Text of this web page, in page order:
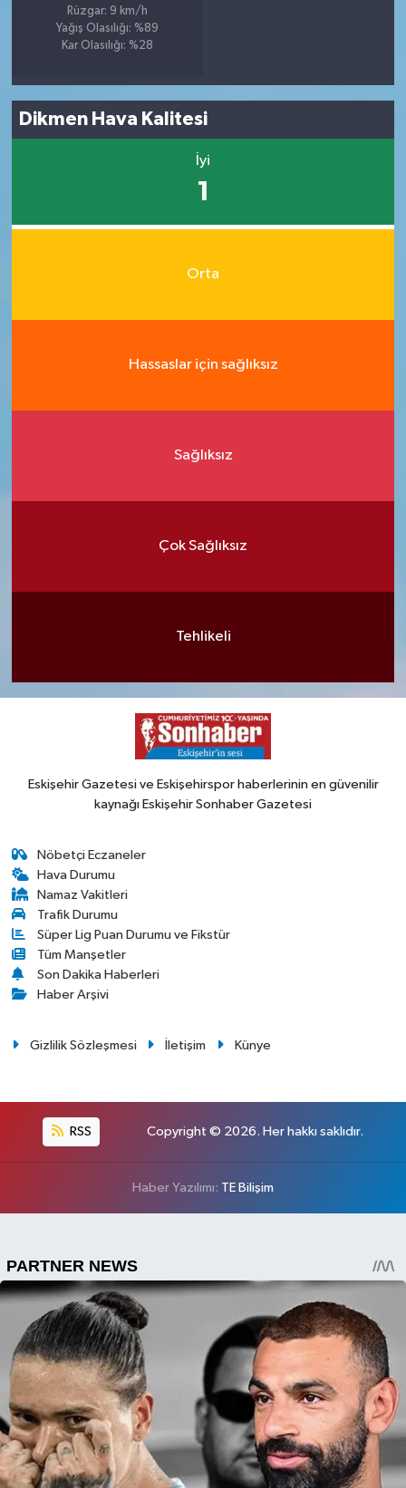
Rüzgar: 9 km/h
Yağış Olasılığı: %89
Kar Olasılığı: %28
Dikmen Hava Kalitesi
İyi
1
Orta
Hassaslar için sağlıksız
Sağlıksız
Çok Sağlıksız
Tehlikeli
Eskişehir Gazetesi ve Eskişehirspor haberlerinin en güvenilir
kaynağı Eskişehir Sonhaber Gazetesi
Nöbetçi Eczaneler
Hava Durumu
Namaz Vakitleri
Trafik Durumu
Süper Lig Puan Durumu ve Fikstür
Tüm Manşetler
Son Dakika Haberleri
Haber Arşivi
Gizlilik Sözleşmesi İletişim Künye
RSS Copyright © 2026. Her hakkı saklıdır.
Haber Yazılımı: TE Bilişim